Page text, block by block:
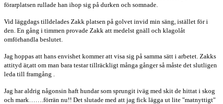
förarplatsen rullade han ihop sig på durken och somnade.
Vid läggdags tilldelades Zakk platsen på golvet invid min säng, istället för i
den. En gång i timmen provade Zakk att medelst gnäll och klagolåt
omförhandla beslutet.
Jag hoppas att hans envishet kommer att visa sig på samma sätt i arbetet. Zakks
attityd är,att om man bara testar tillräckligt många gånger så måste det slutligen
leda till framgång .
Jag har aldrig någonsin haft hundar som sprungit iväg med skit de hittat i skog
och mark…….förrän nu!! Det slutade med att jag fick lägga ut lite "matnyttigt"